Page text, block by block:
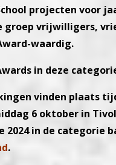
projecten voor
groep vrijwilligers,
waardig.
in deze
vinden plaats
6 oktober in
2024 in de categorie
.